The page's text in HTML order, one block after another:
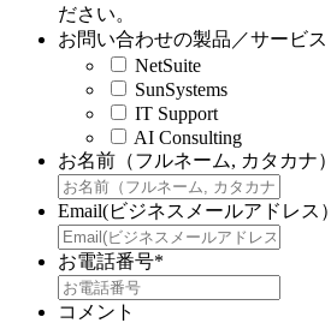
ださい。
お問い合わせの製品／サービス
NetSuite
SunSystems
IT Support
AI Consulting
お名前（フルネーム, カタカナ）
Email(ビジネスメールアドレス）
お電話番号*
コメント